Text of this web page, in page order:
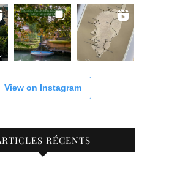
View on Instagram
RÉCENTS